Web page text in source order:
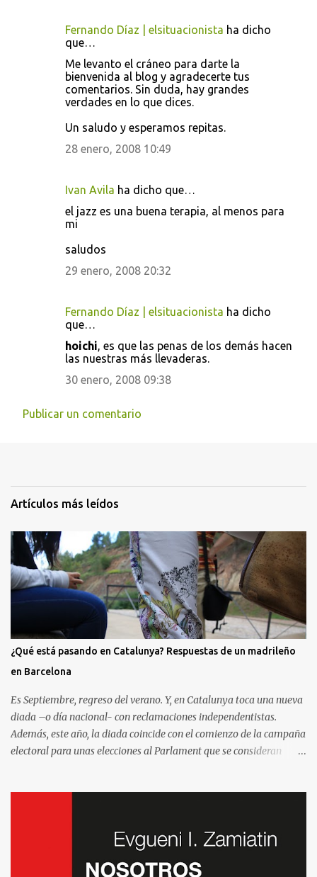
Fernando Díaz | elsituacionista ha dicho
que…
Me levanto el cráneo para darte la
bienvenida al blog y agradecerte tus
comentarios. Sin duda, hay grandes
verdades en lo que dices.
Un saludo y esperamos repitas.
28 enero, 2008 10:49
Ivan Avila ha dicho que…
el jazz es una buena terapia, al menos para
mi
saludos
29 enero, 2008 20:32
Fernando Díaz | elsituacionista ha dicho
que…
hoichi, es que las penas de los demás hacen
las nuestras más llevaderas.
30 enero, 2008 09:38
Publicar un comentario
Artículos más leídos
¿Qué está pasando en Catalunya? Respuestas de un madrileño
en Barcelona
Es Septiembre, regreso del verano. Y, en Catalunya toca una nueva
diada –o día nacional- con reclamaciones independentistas.
Además, este año, la diada coincide con el comienzo de la campaña
electoral para unas elecciones al Parlament que se consideran
que aprovechan tenerme cerca para saber más de la situación. Así
que he pensado en compartir las cinco preguntas/respuestas más
comunes para ayudar a entender los porqués de la independencia